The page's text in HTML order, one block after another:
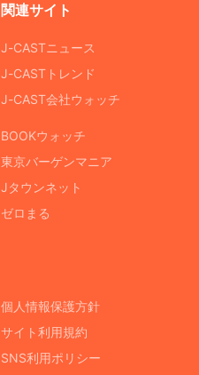
関連サイト
J-CASTニュース
J-CASTトレンド
J-CAST会社ウォッチ
BOOKウォッチ
東京バーゲンマニア
Jタウンネット
ゼロまる
個人情報保護方針
サイト利用規約
SNS利用ポリシー